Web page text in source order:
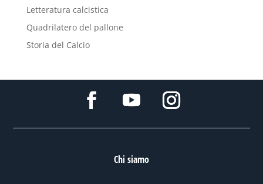
Letteratura calcistica
Quadrilatero del pallone
Storia del Calcio
Chi siamo